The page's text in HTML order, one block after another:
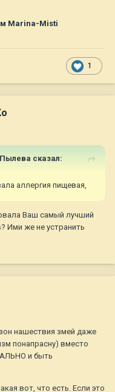
Marina-Misti
1
сказал:
аллергия пищевая,
Ваш самый лучший
Ими же не устранить
нашествия змей даже
понапрасну) вместо
и быть
вот, что есть. Если это